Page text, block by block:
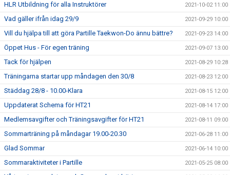
HLR Utbildning för alla Instruktörer 2021-10-02 11:00
Vad gäller ifrån idag 29/9 2021-09-29 10:00
Vill du hjälpa till att göra Partille Taekwon-Do ännu bättre? 2021-09-23 14:00
Öppet Hus - För egen träning 2021-09-07 13:00
Tack för hjälpen 2021-08-29 10:28
Träningarna startar upp måndagen den 30/8 2021-08-23 12:00
Städdag 28/8 - 10.00-Klara 2021-08-15 12:00
Uppdaterat Schema för HT21 2021-08-14 17:00
Medlemsavgifter och Träningsavgifter för HT21 2021-08-11 09:00
Sommarträning på måndagar 19.00-20.30 2021-06-28 11:00
Glad Sommar 2021-06-14 10:00
Sommaraktiviteter i Partille 2021-05-25 08:00